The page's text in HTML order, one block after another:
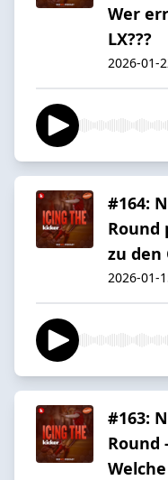
Wer
LX???
2026-01-
#164:
Round
zu den
2026-01-
#163:
Round